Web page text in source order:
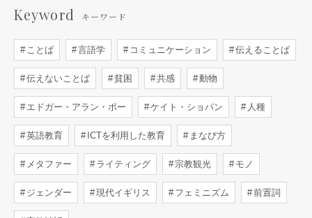
Keyword キーワード
ことば 言語学 コミュニケーション 伝えることば
伝えないことば 貧困 共感 動物
エドガー・アラン・ポー ケイト・ショパン 人種
英語教育 ICTを利用した教育 まなび方
メタファー ライティング 宗教観光 モノ
ジェンダー 現代イギリス フェミニズム 前置詞